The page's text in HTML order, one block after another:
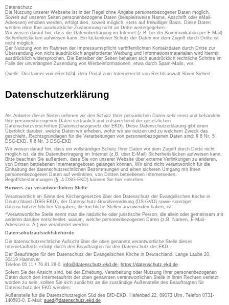
Datenschutz
Die Nutzung unserer Webseite ist in der Regel ohne Angabe personenbezogener Daten möglich.
Soweit auf unseren Seiten personenbezogene Daten (beispielsweise Name, Anschrift oder eMail-
Adressen) erhoben werden, erfolgt dies, soweit möglich, stets auf freiwilliger Basis. Diese Daten
werden ohne Ihre ausdrückliche Zustimmung nicht an Dritte weitergegeben.
Wir weisen darauf hin, dass die Datenübertragung im Internet (z.B. bei der Kommunikation per E-Mail)
Sicherheitslücken aufweisen kann. Ein lückenloser Schutz der Daten vor dem Zugriff durch Dritte ist
nicht möglich.
Der Nutzung von im Rahmen der Impressumspflicht veröffentlichten Kontaktdaten durch Dritte zur
Übersendung von nicht ausdrücklich angeforderter Werbung und Informationsmaterialien wird hiermit
ausdrücklich widersprochen. Die Betreiber der Seiten behalten sich ausdrücklich rechtliche Schritte im
Falle der unverlangten Zusendung von Werbeinformationen, etwa durch Spam-Mails, vor.
Quelle: Disclaimer von eRecht24, dem Portal zum Internetrecht von Rechtsanwalt Sören Siebert.
Datenschutzerklärung
Als Anbieter dieser Seiten nehmen wir den Schutz Ihrer persönlichen Daten sehr ernst und behandeln
Ihre personenbezogenen Daten vertraulich und entsprechend der gesetzlichen
Datenschutzvorschriften (Datenschutzgesetz der EKD). Diese Datenschutzerklärung gibt einen
Überblick darüber, welche Daten wir erheben, wofür wir sie nutzen und zu welchem Zweck das
geschieht. Rechtsgrundlagen für die Verarbeitungen von personenbezogenen Daten sind: § 6 Nr. 5
DSG-EKD, § 6 Nr. 3 DSG-EKD
Wir weisen darauf hin, dass ein vollständiger Schutz Ihrer Daten vor dem Zugriff durch Dritte nicht
möglich ist, da die Datenübertragung im Internet (z.B. über E-Mail) Sicherheitslücken aufweisen kann.
Bitte beachten Sie außerdem, dass Sie von unserer Website über externe Verlinkungen zu anderen,
von Dritten betriebenen Internetangeboten gelangen können. Wir sind nicht verantwortlich für die
Einhaltung der datenschutzrechtlichen Bestimmungen und einen sicheren Umgang mit Ihren
personenbezogenen Daten auf verlinkten, von Dritten betriebenen Internetseiten.
Begriffsbestimmungen (§. 4 DSG-EKD) können Sie hier einsehen.
Hinweis zur verantwortlichen Stelle
Verantwortlich im Sinne des Kirchengesetzes über den Datenschutz der Evangelischen Kirche in
Deutschland (DSG-EKD), der Datenschutz-Grundverordnung (DS-GVO) sowie sonstiger
datenschutzrechtlicher Vorgaben, die kirchliche Stellen anzuwenden haben, ist:
*Verantwortliche Stelle nennt man die natürliche oder juristische Person, die allein oder gemeinsam mit
anderen darüber entscheidet, warum, welche personenbezogenen Daten (z.B. Namen, E-Mail-
Adressen o. Ä.) wie verarbeitet werden.
Datenschutzaufsichtsbehörde
Die datenschutzrechtliche Aufsicht über die oben genannte verantwortliche Stelle dieses
Internetauftritts erfolgt durch den Beauftragten für den Datenschutz der EKD.
Der Beauftragte für den Datenschutz der Evangelischen Kirche in Deutschland, Lange Laube 20,
30419 Hannover
Telefon 05 11 / 76 81 28-0, info@datenschutz.ekd.de, https://datenschutz.ekd.de
Sofern Sie der Ansicht sind, bei der Erhebung, Verarbeitung oder Nutzung Ihrer personenbezogenen
Daten durch den Internetauftritt der oben genannten verantwortlichen Stelle in ihren Rechten verletzt
worden zu sein, sollten Sie sich zunächst an die zuständige Außenstelle des Beauftragten für
Datenschutz der EKD wenden:
Außenstelle für die Datenschutzregion Süd des BfD-EKD, Hafenbad 22, 89073 Ulm, Telefon 0731-
140593-0, E-Mail: sued@datenschutz.ekd.de